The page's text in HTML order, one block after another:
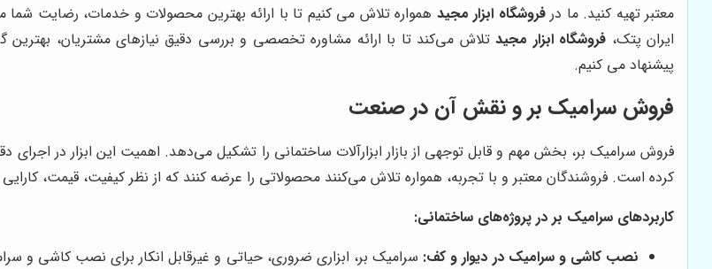
معتبر تهیه کنید. ما درفروشگاه ابزار مجید همواره تلاش می کنیم تا با ارائه بهترین محصولات و خدمات، رضایت شما
ایران پتک، فروشگاه ابزار مجیدتلاش می‌کند تا با ارائه مشاوره تخصصی و بررسی دقیق نیازهای مشتریان، بهترین
پیشنهاد می کنیم.
فروش سرامیک بر و نقش آن در صنعت
فروش سرامیک بر، بخش مهم و قابل توجهی از بازار ابزارآلات ساختمانی را تشکیل می‌دهد. اهمیت این ابزار در اجرای
کرده است. فروشندگان معتبر و با تجربه، همواره تلاش می‌کنند محصولاتی را عرضه کنند که از نظر کیفیت، قیمت،
کاربردهای سرامیک بر در پروژه‌های ساختمانی:
نصب کاشی و سرامیک در دیوار و کف: سرامیک بر، ابزاری ضروری، حیاتی و غیرقابل انکار برای نصب کاشی و